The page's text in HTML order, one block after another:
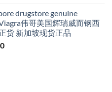
drugstore genuine
伟哥美国辉瑞威而钢西
货 新加坡现货正品
Price